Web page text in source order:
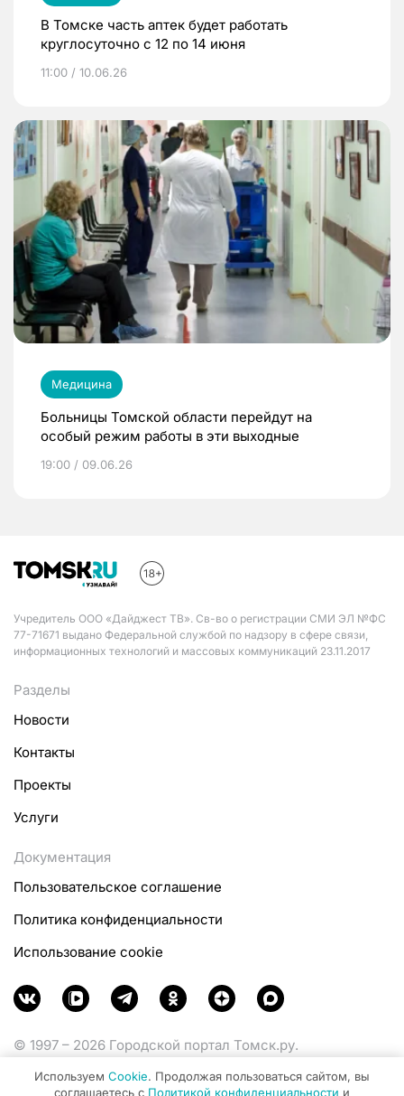
В Томске часть аптек будет работать
круглосуточно с 12 по 14 июня
11:00 / 10.06.26
Медицина
Больницы Томской области перейдут на
особый режим работы в эти выходные
19:00 / 09.06.26
Учредитель ООО «Дайджест ТВ». Св-во о регистрации СМИ ЭЛ №ФС
77-71671 выдано Федеральной службой по надзору в сфере связи,
информационных технологий и массовых коммуникаций 23.11.2017
Разделы
Новости
Контакты
Проекты
Услуги
Документация
Пользовательское соглашение
Политика конфиденциальности
Использование cookie
© 1997 – 2026 Городской портал Томск.ру.
Министерства цифрового развития, связи и массовых
Используем Cookie. Продолжая пользоваться сайтом, вы
соглашаетесь с Политикой конфиденциальности и